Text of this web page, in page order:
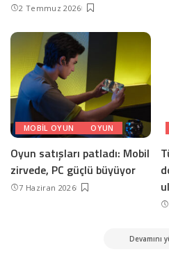
2 Temmuz 2026
MOBIL OYUN OYUN
Oyun satışları patladı: Mobil
zirvede, PC güçlü büyüyor
7 Haziran 2026
Devamını